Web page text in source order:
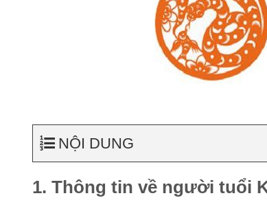
NỘI DUNG
1. Thông tin về người tuổi